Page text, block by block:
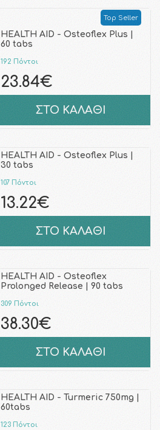
Top Seller
HEALTH AID - Osteoflex Plus |
60 tabs
192 Πόντοι
23.84€
ΣΤΟ ΚΑΛΑΘΙ
HEALTH AID - Osteoflex Plus |
30 tabs
107 Πόντοι
13.22€
ΣΤΟ ΚΑΛΑΘΙ
HEALTH AID - Osteoflex
Prolonged Release | 90 tabs
309 Πόντοι
38.30€
ΣΤΟ ΚΑΛΑΘΙ
HEALTH AID - Turmeric 750mg |
60tabs
123 Πόντοι